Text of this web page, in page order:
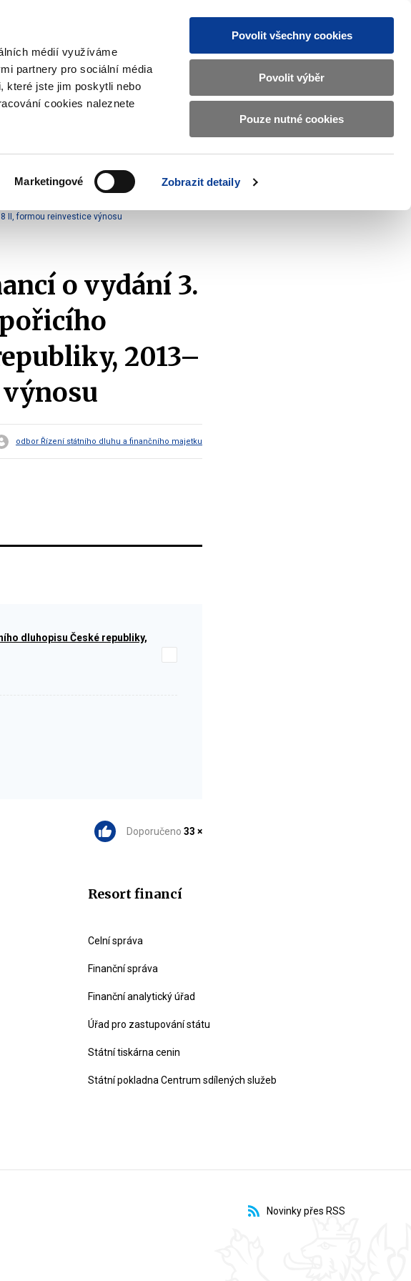
médií využíváme
partnery pro sociální média
které jste jim poskytli nebo
cookies naleznete
Marketingové Zobrazit detaily
Povolit všechny cookies
Povolit výběr
Pouze nutné cookies
Vyhledat
MAJETKOVÝ ÚČET
submenu
a
oznámení
Kontakty
II, formou reinvestice výnosu
o vydání 3.
2013–
odbor Řízení státního dluhu a finančního majetku
dluhopisu České republiky,
Doporučeno 33 ×
Resort financí
Celní správa
Finanční správa
Finanční analytický úřad
Úřad pro zastupování státu
Státní tiskárna cenin
Státní pokladna Centrum sdílených služeb
Novinky přes RSS